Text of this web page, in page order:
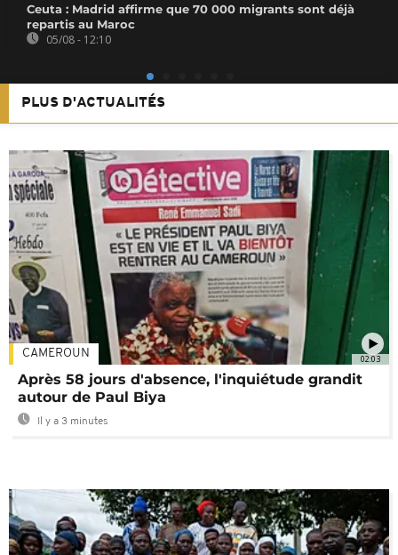
Ceuta : Madrid affirme que 70 000 migrants sont déjà
repartis au Maroc
05/08 - 12:10
PLUS D'ACTUALITÉS
02:03
CAMEROUN
Après 58 jours d'absence, l'inquiétude grandit
autour de Paul Biya
Il y a 3 minutes